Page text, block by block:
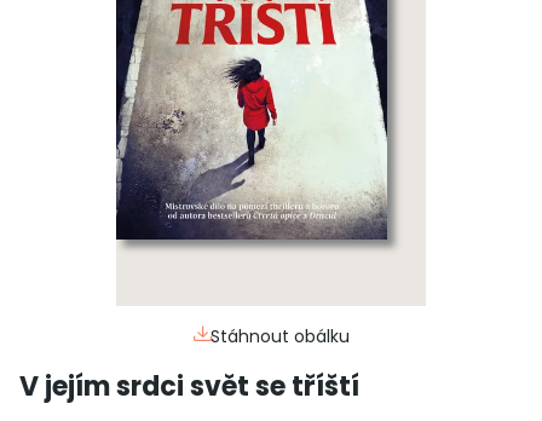
Stáhnout obálku
V jejím srdci svět se tříští